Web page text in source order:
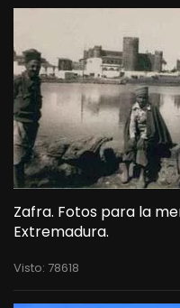
Zafra. Fotos para la
Extremadura.
Visto: 78618